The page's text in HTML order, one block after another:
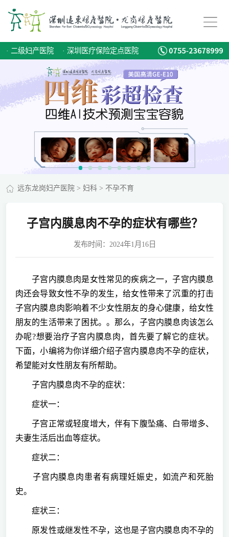
· 二级妇产医院 · 深圳医疗保险定点医院
远东龙岗妇产医院> 妇科> 不孕不育
子宫内膜息肉不孕的症状有哪些？
发布时间：2024年1月16日
子宫内膜息肉是女性常见的疾病之一，子宫内膜息
肉还会导致女性不孕的发生，给女性带来了沉重的打击
子宫内膜息肉影响着不少女性朋友的身心健康，给女性
朋友的生活带来了困扰。。那么，子宫内膜息肉该怎么
办呢?想要治疗子宫内膜息肉，首先要了解它的症状。
下面，小编将为你详细介绍子宫内膜息肉不孕的症状，
希望能对女性朋友有所帮助。
子宫内膜息肉不孕的症状：
症状一：
子宫正常或轻度增大，伴有下腹坠痛、白带增多、
夫妻生活后出血等症状。
症状二：
子宫内膜息肉患者有病理妊娠史，如流产和死胎
史。
症状三：
原发性或继发性不孕，这也是子宫内膜息肉不孕的